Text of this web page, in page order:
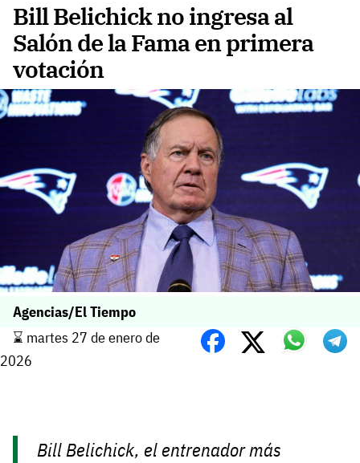
Bill Belichick no ingresa al
Salón de la Fama en primera
votación
Agencias/El Tiempo
⌛️ martes 27 de enero de
2026
Bill Belichick, el entrenador más